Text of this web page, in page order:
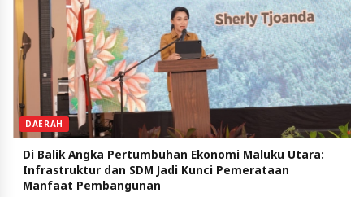
DAERAH
Di Balik Angka Pertumbuhan Ekonomi Maluku Utara:
Infrastruktur dan SDM Jadi Kunci Pemerataan
Manfaat Pembangunan